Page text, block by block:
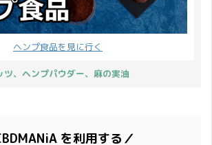
ヘンプ食品を見に行く
ツ、ヘンプパウダー、麻の実油
を利用する／